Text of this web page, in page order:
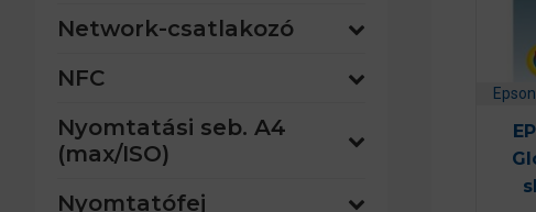
Epson
Network-csatlakozó
NFC
Nyomtatási seb. A4
(max/ISO)
Nyomtatófej